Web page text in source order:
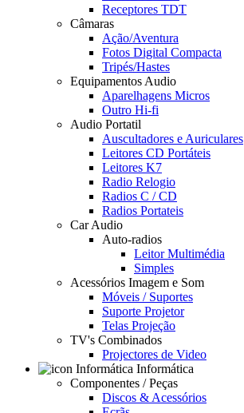
Receptores TDT
Câmaras
Ação/Aventura
Fotos Digital Compacta
Tripés/Hastes
Equipamentos Audio
Aparelhagens Micros
Outro Hi-fi
Audio Portatil
Auscultadores e Auriculares
Leitores CD Portáteis
Leitores K7
Radio Relogio
Radios C / CD
Radios Portateis
Car Audio
Auto-radios
Leitor Multimédia
Simples
Acessórios Imagem e Som
Móveis / Suportes
Suporte Projetor
Telas Projeção
TV's Combinados
Projectores de Video
Informática
Componentes / Peças
Discos & Acessórios